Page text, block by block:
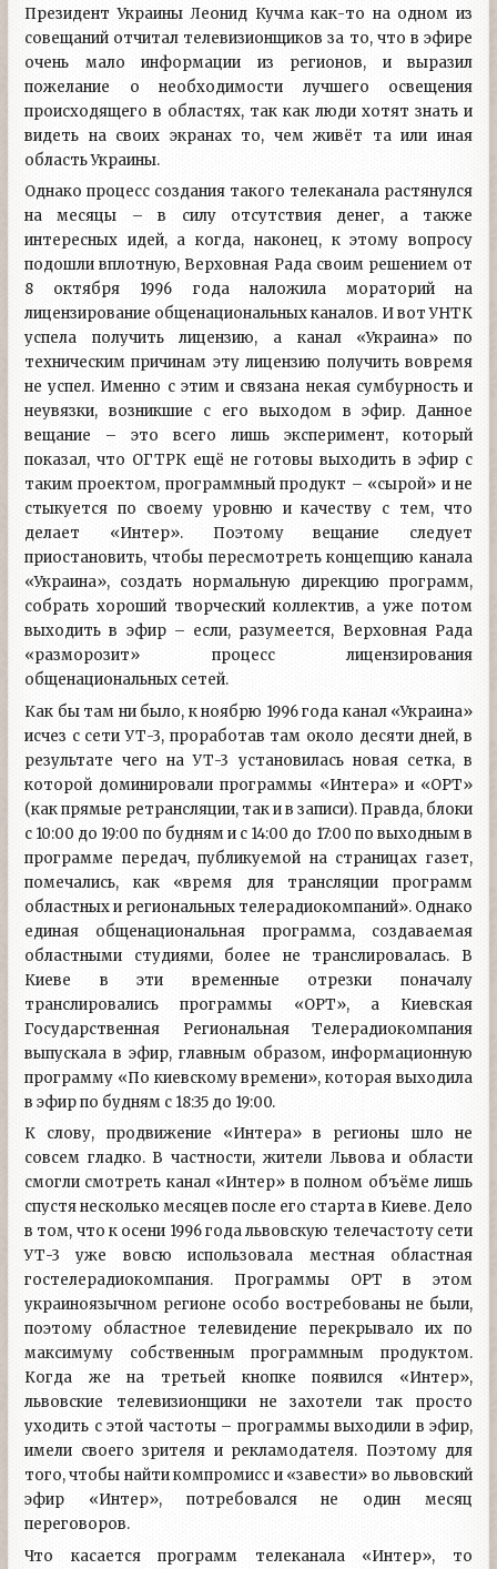
Президент Украины Леонид Кучма как-то на одном из
совещаний отчитал телевизионщиков за то, что в эфире
очень мало информации из регионов, и выразил
пожелание о необходимости лучшего освещения
происходящего в областях, так как люди хотят знать и
видеть на своих экранах то, чем живёт та или иная
область Украины.
Однако процесс создания такого телеканала растянулся
на месяцы – в силу отсутствия денег, а также
интересных идей, а когда, наконец, к этому вопросу
подошли вплотную, Верховная Рада своим решением от
8 октября 1996 года наложила мораторий на
лицензирование общенациональных каналов. И вот УНТК
успела получить лицензию, а канал «Украина» по
техническим причинам эту лицензию получить вовремя
не успел. Именно с этим и связана некая сумбурность и
неувязки, возникшие с его выходом в эфир. Данное
вещание – это всего лишь эксперимент, который
показал, что ОГТРК ещё не готовы выходить в эфир с
таким проектом, программный продукт – «сырой» и не
стыкуется по своему уровню и качеству с тем, что
делает «Интер». Поэтому вещание следует
приостановить, чтобы пересмотреть концепцию канала
«Украина», создать нормальную дирекцию программ,
собрать хороший творческий коллектив, а уже потом
выходить в эфир – если, разумеется, Верховная Рада
«разморозит» процесс лицензирования
общенациональных сетей.
Как бы там ни было, к ноябрю 1996 года канал «Украина»
исчез с сети УТ-3, проработав там около десяти дней, в
результате чего на УТ-3 установилась новая сетка, в
которой доминировали программы «Интера» и «ОРТ»
(как прямые ретрансляции, так и в записи). Правда, блоки
с 10:00 до 19:00 по будням и с 14:00 до 17:00 по выходным в
программе передач, публикуемой на страницах газет,
помечались, как «время для трансляции программ
областных и региональных телерадиокомпаний». Однако
единая общенациональная программа, создаваемая
областными студиями, более не транслировалась. В
Киеве в эти временные отрезки поначалу
транслировались программы «ОРТ», а Киевская
Государственная Региональная Телерадиокомпания
выпускала в эфир, главным образом, информационную
программу «По киевскому времени», которая выходила
в эфир по будням с 18:35 до 19:00.
К слову, продвижение «Интера» в регионы шло не
совсем гладко. В частности, жители Львова и области
смогли смотреть канал «Интер» в полном объёме лишь
спустя несколько месяцев после его старта в Киеве. Дело
в том, что к осени 1996 года львовскую телечастоту сети
УТ-3 уже вовсю использовала местная областная
гостелерадиокомпания. Программы ОРТ в этом
украиноязычном регионе особо востребованы не были,
поэтому областное телевидение перекрывало их по
максимуму собственным программным продуктом.
Когда же на третьей кнопке появился «Интер»,
львовские телевизионщики не захотели так просто
уходить с этой частоты – программы выходили в эфир,
имели своего зрителя и рекламодателя. Поэтому для
того, чтобы найти компромисс и «завести» во львовский
эфир «Интер», потребовался не один месяц
переговоров.
Что касается программ телеканала «Интер», то